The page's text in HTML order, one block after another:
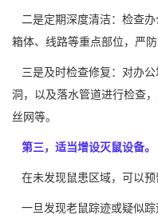
二是定期深度清洁：检查办
箱体、线路等重点部位，严防
三是及时检查修复：对办
洞，以及落水管道进行检查
丝网等。
第三，适当增设灭鼠设备。
在未发现鼠患区域，可以预
一旦发现老鼠踪迹或疑似